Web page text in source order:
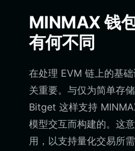
MINMAX 钱
有何不同
在处理 EVM 链上的基
关重要。与仅为简单存
Bitget 这样支持
模型交互而构建的。这
用，以支持量化交易所